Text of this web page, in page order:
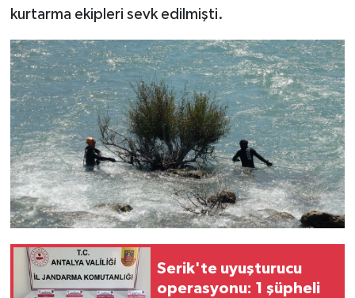
kurtarma ekipleri sevk edilmişti.
Serik'te uyuşturucu
operasyonu: 1 şüpheli